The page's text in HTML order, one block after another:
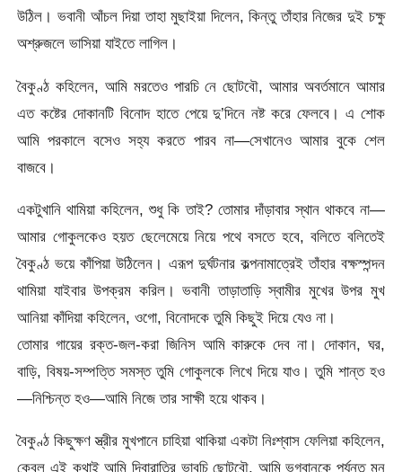
উঠিল। ভবানী আঁচল দিয়া তাহা মুছাইয়া দিলেন, কিন্তু তাঁহার নিজের দুই চক্ষু
অশ্রুজলে ভাসিয়া যাইতে লাগিল।
বৈকুণ্ঠ কহিলেন, আমি মরতেও পারচি নে ছোটবৌ, আমার অবর্তমানে আমার
এত কষ্টের দোকানটি বিনোদ হাতে পেয়ে দু’দিনে নষ্ট করে ফেলবে। এ শোক
আমি পরকালে বসেও সহ্য করতে পারব না—সেখানেও আমার বুকে শেল
বাজবে।
একটুখানি থামিয়া কহিলেন, শুধু কি তাই? তোমার দাঁড়াবার স্থান থাকবে না—
আমার গোকুলকেও হয়ত ছেলেমেয়ে নিয়ে পথে বসতে হবে, বলিতে বলিতেই
বৈকুণ্ঠ ভয়ে কাঁপিয়া উঠিলেন। এরূপ দুর্ঘটনার কল্পনামাত্রেই তাঁহার বক্ষস্পন্দন
থামিয়া যাইবার উপক্রম করিল। ভবানী তাড়াতাড়ি স্বামীর মুখের উপর মুখ
আনিয়া কাঁদিয়া কহিলেন, ওগো, বিনোদকে তুমি কিছুই দিয়ে যেও না।
তোমার গায়ের রক্ত-জল-করা জিনিস আমি কারুকে দেব না। দোকান, ঘর,
বাড়ি, বিষয়-সম্পত্তি সমস্ত তুমি গোকুলকে লিখে দিয়ে যাও। তুমি শান্ত হও
—নিশ্চিন্ত হও—আমি নিজে তার সাক্ষী হয়ে থাকব।
বৈকুণ্ঠ কিছুক্ষণ স্ত্রীর মুখপানে চাহিয়া থাকিয়া একটা নিঃশ্বাস ফেলিয়া কহিলেন,
কেবল এই কথাই আমি দিবারাত্রি ভাবচি ছোটবৌ, আমি ভগবানকে পর্যন্ত মন